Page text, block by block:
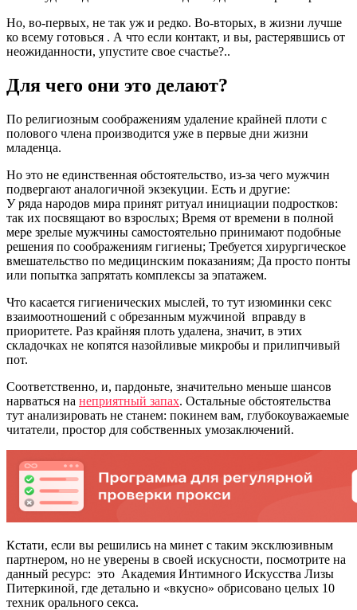
Но, во-первых, не так уж и редко. Во-вторых, в жизни лучше
ко всему готовься . А что если контакт, и вы, растерявшись от
неожиданности, упустите свое счастье?..
Для чего они это делают?
По религиозным соображениям удаление крайней плоти с
полового члена производится уже в первые дни жизни
младенца.
Но это не единственная обстоятельство, из-за чего мужчин
подвергают аналогичной экзекуции. Есть и другие:
У ряда народов мира принят ритуал инициации подростков:
так их посвящают во взрослых; Время от времени в полной
мере зрелые мужчины самостоятельно принимают подобные
решения по соображениям гигиены; Требуется хирургическое
вмешательство по медицинским показаниям; Да просто понты
или попытка запрятать комплексы за эпатажем.
Что касается гигиенических мыслей, то тут изюминки секс
взаимоотношений с обрезанным мужчиной вправду в
приоритете. Раз крайняя плоть удалена, значит, в этих
складочках не копятся назойливые микробы и прилипчивый
пот.
Соответственно, и, пардоньте, значительно меньше шансов
нарваться на неприятный запах. Остальные обстоятельства
тут анализировать не станем: покинем вам, глубокоуважаемые
читатели, простор для собственных умозаключений.
Кстати, если вы решились на минет с таким эксклюзивным
партнером, но не уверены в своей искусности, посмотрите на
данный ресурс: это Академия Интимного Искусства Лизы
Питеркиной, где детально и «вкусно» обрисовано целых 10
техник орального секса.